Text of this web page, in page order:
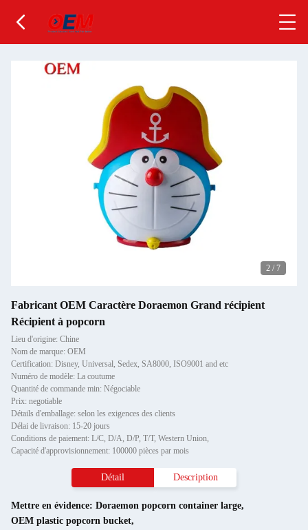
2 / 7
Fabricant OEM Caractère Doraemon Grand récipient
Récipient à popcorn
Lieu d'origine: Chine
Nom de marque: OEM
Certification: Disney, Universal, Sedex, SA8000, ISO9001 and etc
Numéro de modèle: La coutume
Quantité de commande min: Négociable
Prix: negotiable
Détails d'emballage: selon les exigences des clients
Délai de livraison: 15-20 jours
Conditions de paiement: L/C, D/A, D/P, T/T, Western Union,
Capacité d'approvisionnement: 100000 pièces par mois
Détail Description
Mettre en évidence: Doraemon popcorn container large,
OEM plastic popcorn bucket,